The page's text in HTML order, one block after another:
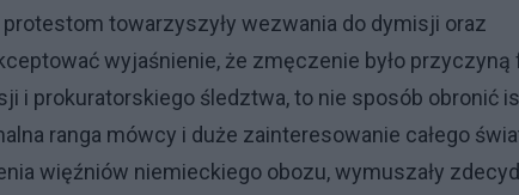
towarzyszyły wezwania do dymisji oraz
wyjaśnienie, że zmęczenie było przyczyną
i prokuratorskiego śledztwa, to nie sposób obronić
ranga mówcy i duże zainteresowanie całego
więźniów niemieckiego obozu, wymuszały